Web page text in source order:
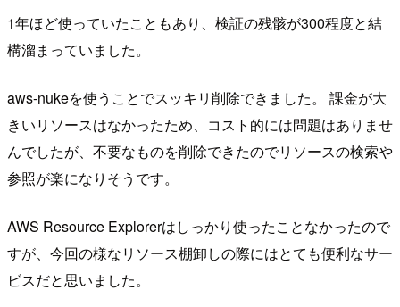
1年ほど使っていたこともあり、検証の残骸が300程度と結
構溜まっていました。
aws-nukeを使うことでスッキリ削除できました。 課金が大
きいリソースはなかったため、コスト的には問題はありませ
んでしたが、不要なものを削除できたのでリソースの検索や
参照が楽になりそうです。
AWS Resource Explorerはしっかり使ったことなかったので
すが、今回の様なリソース棚卸しの際にはとても便利なサー
ビスだと思いました。